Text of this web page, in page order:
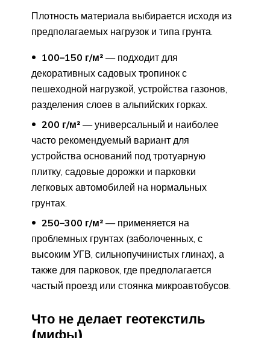
Плотность материала выбирается исходя из
предполагаемых нагрузок и типа грунта.
100–150 г/м² — подходит для
декоративных садовых тропинок с
пешеходной нагрузкой, устройства газонов,
разделения слоев в альпийских горках.
200 г/м² — универсальный и наиболее
часто рекомендуемый вариант для
устройства оснований под тротуарную
плитку, садовые дорожки и парковки
легковых автомобилей на нормальных
грунтах.
250–300 г/м² — применяется на
проблемных грунтах (заболоченных, с
высоким УГВ, сильнопучинистых глинах), а
также для парковок, где предполагается
частый проезд или стоянка микроавтобусов.
Что не делает геотекстиль
(мифы)